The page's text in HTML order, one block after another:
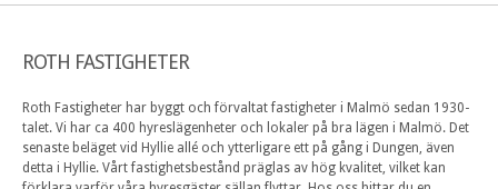
ROTH FASTIGHETER
Roth Fastigheter har byggt och förvaltat fastigheter i Malmö sedan 1930-
talet. Vi har ca 400 hyreslägenheter och lokaler på bra lägen i Malmö. Det
senaste beläget vid Hyllie allé och ytterligare ett på gång i Dungen, även
detta i Hyllie. Vårt fastighetsbestånd präglas av hög kvalitet, vilket kan